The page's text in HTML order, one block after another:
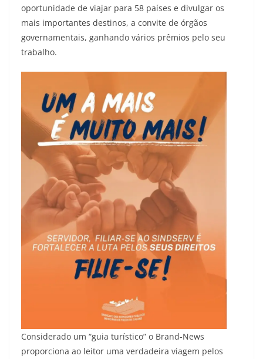
oportunidade de viajar para 58 países e divulgar os
mais importantes destinos, a convite de órgãos
governamentais, ganhando vários prêmios pelo seu
trabalho.
Considerado um “guia turístico” o Brand-News
proporciona ao leitor uma verdadeira viagem pelos